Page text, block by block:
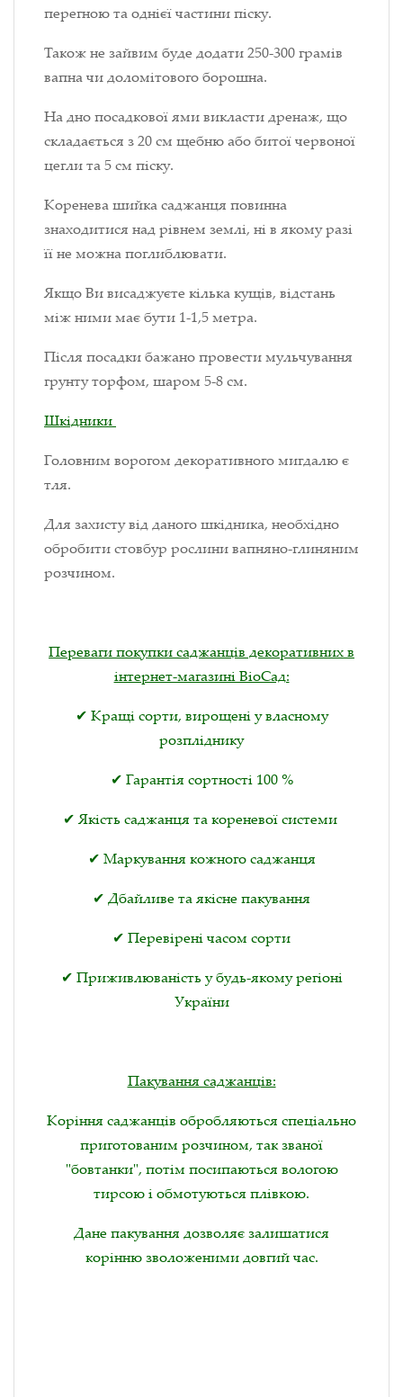
перегною та однієї частини піску.
Також не зайвим буде додати 250-300 грамів
вапна чи доломітового борошна.
На дно посадкової ями викласти дренаж, що
складається з 20 см щебню або битої червоної
цегли та 5 см піску.
Коренева шийка саджанця повинна
знаходитися над рівнем землі, ні в якому разі
її не можна поглиблювати.
Якщо Ви висаджуєте кілька кущів, відстань
між ними має бути 1-1,5 метра.
Після посадки бажано провести мульчування
грунту торфом, шаром 5-8 см.
Шкідники
Головним ворогом декоративного мигдалю є
тля.
Для захисту від даного шкідника, необхідно
обробити стовбур рослини вапняно-глиняним
розчином.
Переваги покупки саджанців декоративних в
інтернет-магазині ВіоСад:
✔ Кращі сорти, вирощені у власному
розпліднику
✔ Гарантія сортності 100 %
✔ Якість саджанця та кореневої системи
✔ Маркування кожного саджанця
✔ Дбайливе та якісне пакування
✔ Перевірені часом сорти
✔ Приживлюваність у будь-якому регіоні
України
Пакування саджанців:
Коріння саджанців обробляються спеціально
приготованим розчином, так званої
"бовтанки", потім посипаються вологою
тирсою і обмотуються плівкою.
Дане пакування дозволяє залишатися
корінню зволоженими довгий час.